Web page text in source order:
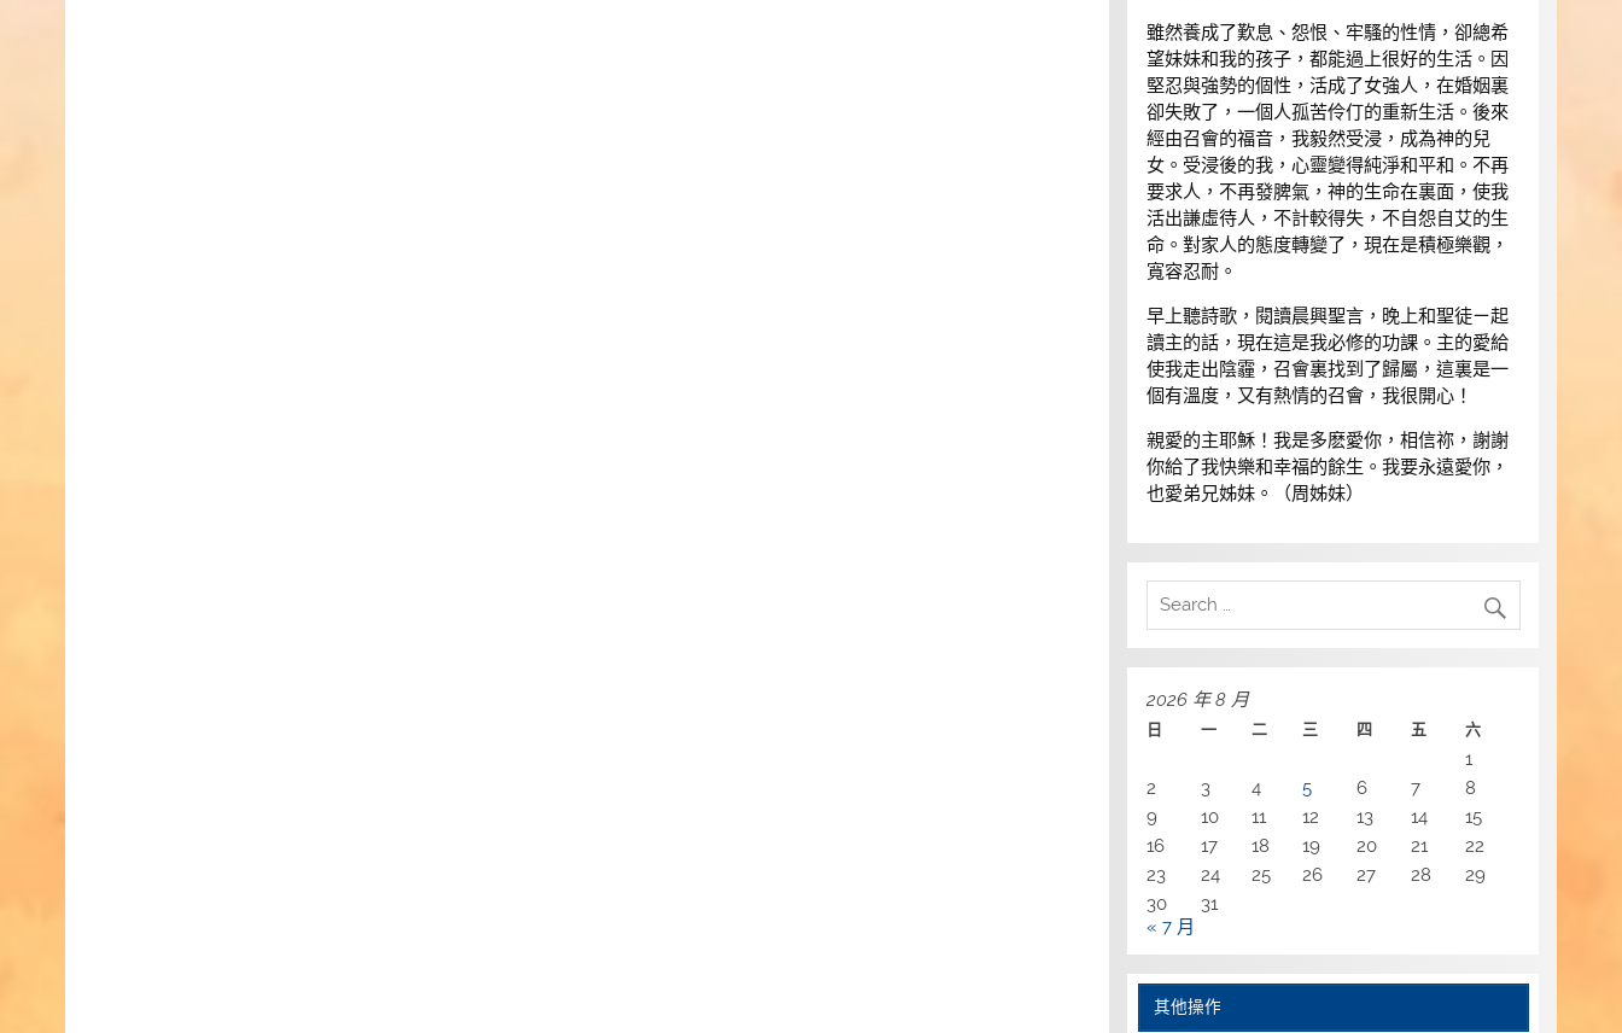
雖然養成了歎息、怨恨、牢騷的性情，卻總希
望妹妹和我的孩子，都能過上很好的生活。因
堅忍與強勢的個性，活成了女強人，在婚姻裏
卻失敗了，一個人孤苦伶仃的重新生活。後來
經由召會的福音，我毅然受浸，成為神的兒
女。受浸後的我，心靈變得純淨和平和。不再
要求人，不再發脾氣，神的生命在裏面，使我
活出謙虛待人，不計較得失，不自怨自艾的生
命。對家人的態度轉變了，現在是積極樂觀，
寬容忍耐。
早上聽詩歌，閱讀晨興聖言，晚上和聖徒ㄧ起
讀主的話，現在這是我必修的功課。主的愛給
使我走出陰霾，召會裏找到了歸屬，這裏是一
個有溫度，又有熱情的召會，我很開心！
親愛的主耶穌！我是多麽愛你，相信祢，謝謝
你給了我快樂和幸福的餘生。我要永遠愛你，
也愛弟兄姊妹。（周姊妹）
2026 年 8 月
日 一 二 三 四 五 六
1
2
3 4 5 6 7
8
9
10 11 12 13 14
15
16
17 18 19 20 21
22
23
24 25 26 27 28
29
30
31
« 7 月
其他操作